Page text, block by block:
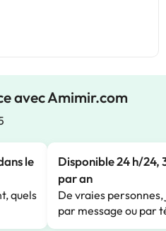
avec Amimir.com
le
quels
Disponible 24 h/24,
par an
De vraies
par message ou par